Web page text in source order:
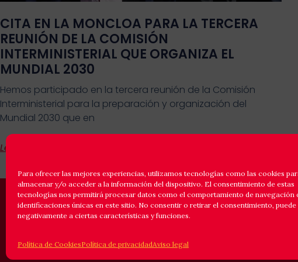
Para ofrecer las mejores experiencias, utilizamos tecnologías como las cookies
almacenar y/o acceder a la información del dispositivo. El consentimiento de estas
tecnologías nos permitirá procesar datos como el comportamiento de navegación
identificaciones únicas en este sitio. No consentir o retirar el consentimiento,
negativamente a ciertas características y funciones.
Política de CookiesPolítica de privacidadAviso legal
CITA EN LA MONCLOA PARA LA TERCERA
REUNIÓN DE LA COMISIÓN
INTERMINISTERIAL QUE ORGANIZA EL
MUNDIAL 2030
Hemos participado en la tercera reunión de la Comisión
Interministerial para la preparación y organización del
Mundial 2030 que en
Leer Más
© 2025 ASOCIACION ESPAÑOLA DE
FUTBOLISTAS INTERNACIONALES.
INSCRITA EN EL REGISTRO NACIONAL DE